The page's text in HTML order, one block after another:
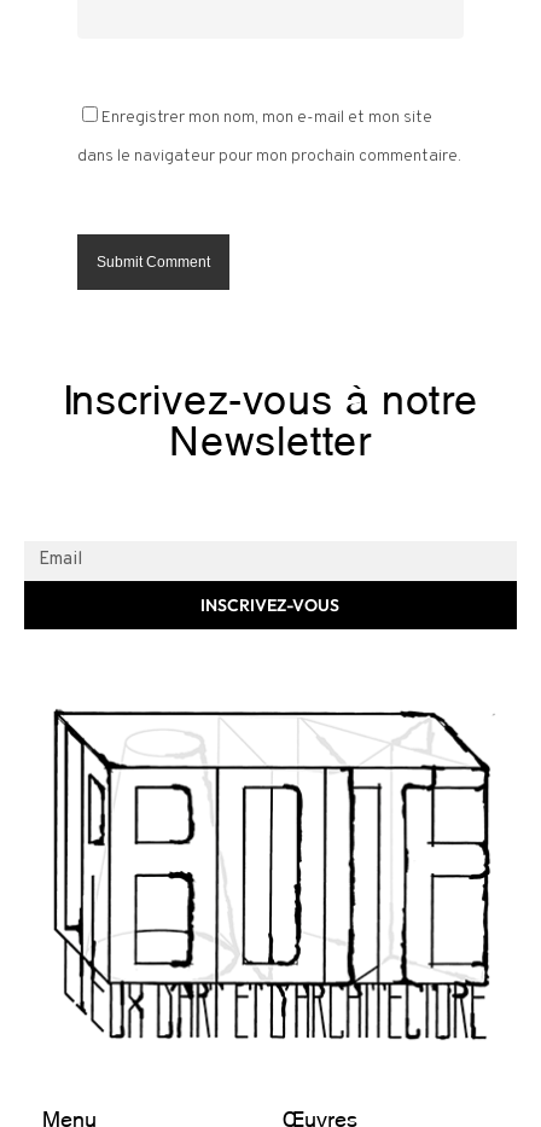
Enregistrer mon nom, mon e-mail et mon site
dans le navigateur pour mon prochain commentaire.
Inscrivez-vous à notre
Newsletter
INSCRIVEZ-VOUS
Menu Œuvres